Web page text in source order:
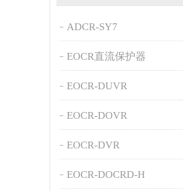
ADCR-SY7
EOCR直流保护器
EOCR-DUVR
EOCR-DOVR
EOCR-DVR
EOCR-DOCRD-H